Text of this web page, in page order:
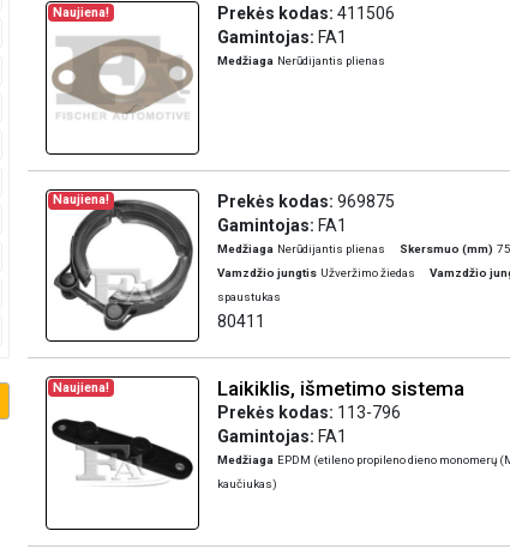
Naujiena! Prekės kodas: 411506
Gamintojas: FA1
Medžiaga Nerūdijantis plienas
Naujiena! Prekės kodas: 969875
Gamintojas: FA1
Medžiaga Nerūdijantis plienas Skersmuo (mm) 75
Vamzdžio jungtis Užveržimo žiedas Vamzdžio
spaustukas
80411
Naujiena! Laikiklis, išmetimo sistema
Prekės kodas: 113-796
Gamintojas: FA1
Medžiaga EPDM (etileno propileno dieno monomerų
kaučiukas)